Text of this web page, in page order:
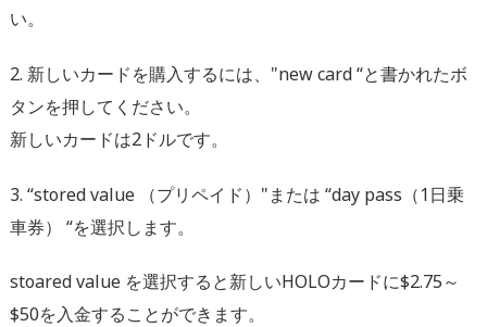
い。
2. 新しいカードを購入するには、"new card “と書かれたボ
タンを押してください。
新しいカードは2ドルです。
3. “stored value （プリペイド）"または “day pass（1日乗
車券） “を選択します。
stoared value を選択すると新しいHOLOカードに$2.75～
$50を入金することができます。